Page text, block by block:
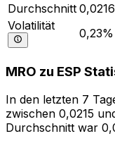
Durchschnitt 0,0216
Volatilität
0,23%
MRO zu ESP
In den letzten 7
zwischen 0,0215
Durchschnitt war